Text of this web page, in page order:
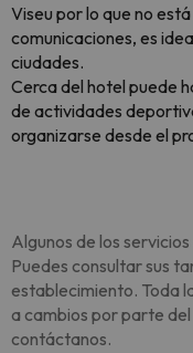
Viseu por lo que no
comunicaciones, es
ciudades.
Cerca del hotel puede
de actividades
organizarse desde el
Algunos de los
Puedes consultar sus
establecimiento. Toda
a cambios por parte
contáctanos.